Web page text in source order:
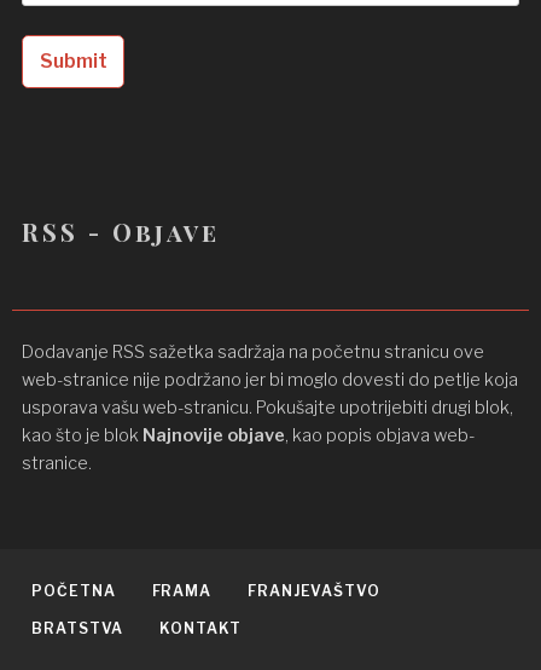
RSS - Objave
Dodavanje RSS sažetka sadržaja na početnu stranicu ove
web-stranice nije podržano jer bi moglo dovesti do petlje koja
usporava vašu web-stranicu. Pokušajte upotrijebiti drugi blok,
kao što je blok Najnovije objave, kao popis objava ​​web-
stranice.
POČETNA FRAMA FRANJEVAŠTVO
BRATSTVA KONTAKT